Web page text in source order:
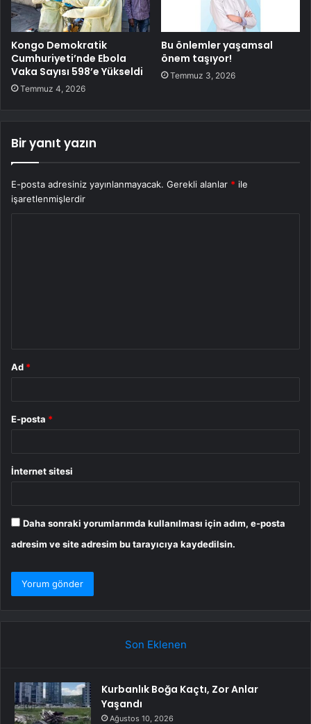
Kongo Demokratik
Cumhuriyeti’nde Ebola
Vaka Sayısı 598’e Yükseldi
Temmuz 4, 2026
Bu önlemler yaşamsal
önem taşıyor!
Temmuz 3, 2026
Bir yanıt yazın
E-posta adresiniz yayınlanmayacak. Gerekli alanlar * ile
işaretlenmişlerdir
Ad *
E-posta *
İnternet sitesi
Daha sonraki yorumlarımda kullanılması için adım, e-posta
adresim ve site adresim bu tarayıcıya kaydedilsin.
Son Eklenen
Kurbanlık Boğa Kaçtı, Zor Anlar
Yaşandı
Ağustos 10, 2026